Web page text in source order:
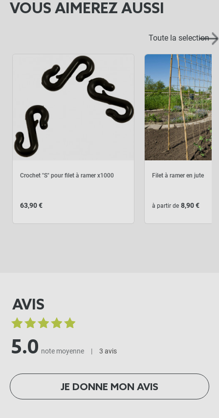
+
Kit complet :8,90 €
Produits associés
0,00 €
AJOUTER L'ENSEMBLE AU
VOUS AIMEREZ AUSSI
Toute la selection
Crochet "S" pour filet à ramer x1000
63,90 €
Filet à ramer en jute
à partir de 8,90 €
AVIS
5.0 note moyenne | 3 avis
JE DONNE MON AVIS